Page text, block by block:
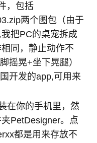
，包括
两个图包（由于
把PC的桌宠拆成
同，静止动作不
摇晃+坐下晃腿）
开发的app,可用来
在你的手机里，然
PetDesigner。点
都是用来存放不